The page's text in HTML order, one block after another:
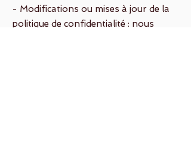
- Modifications ou mises à jour de la
politique de confidentialité : nous